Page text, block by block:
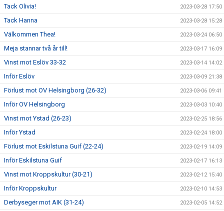
Tack Olivia! 2023-03-28 17:50
Tack Hanna 2023-03-28 15:28
Välkommen Thea! 2023-03-24 06:50
Meja stannar två år till! 2023-03-17 16:09
Vinst mot Eslöv 33-32 2023-03-14 14:02
Inför Eslöv 2023-03-09 21:38
Förlust mot OV Helsingborg (26-32) 2023-03-06 09:41
Inför OV Helsingborg 2023-03-03 10:40
Vinst mot Ystad (26-23) 2023-02-25 18:56
Inför Ystad 2023-02-24 18:00
Förlust mot Eskilstuna Guif (22-24) 2023-02-19 14:09
Inför Eskilstuna Guif 2023-02-17 16:13
Vinst mot Kroppskultur (30-21) 2023-02-12 15:40
Inför Kroppskultur 2023-02-10 14:53
Derbyseger mot AIK (31-24) 2023-02-05 14:52